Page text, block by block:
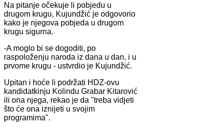
Na pitanje očekuje li pobjedu u
drugom krugu, Kujundžić je odgovorio
kako je njegova pobjeda u drugom
krugu sigurna.
-A moglo bi se dogoditi, po
raspoloženju naroda iz dana u dan, i u
prvome krugu - ustvrdio je Kujundžić.
Upitan i hoće li podržati HDZ-ovu
kandidatkinju Kolindu Grabar Kitarović
ili ona njega, rekao je da "treba vidjeti
što će ona iznijeti u svojim
programima".